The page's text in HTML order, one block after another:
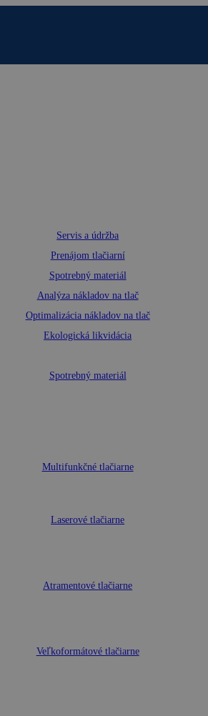
Servis a údržba
Prenájom tlačiarní
Spotrebný materiál
Analýza nákladov na tlač
Optimalizácia nákladov na tlač
Ekologická likvidácia
Spotrebný materiál
Multifunkčné tlačiarne
Laserové tlačiarne
Atramentové tlačiarne
Veľkoformátové tlačiarne